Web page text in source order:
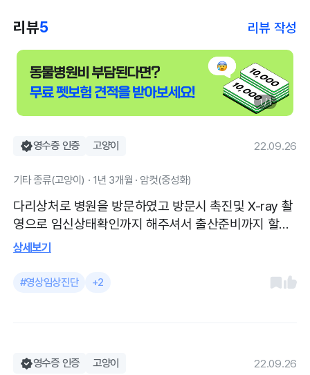
리뷰5 리뷰 작성
1 / 1
영수증 인증 고양이 22.09.26
기타 종류(고양이) · 1년 3개월 · 암컷(중성화)
다리상처로 병원을 방문하였고 방문시 촉진및 X-ray 촬
영으로 임신상태확인까지 해주셔서 출산준비까지 할수
있도록 도와주셨어요 길냥이라서 약먹는게 힘들수있으
다시 잘뛰어다니는 길냥이가 되었어요!
상세보기
#영상임상진단 +2
영수증 인증 고양이 22.09.26